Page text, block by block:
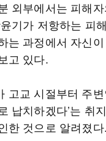
외부에서는 피해
기가 저항하는 피
는 과정에서 자신
고 있다.
고교 시절부터 주변
납치하겠다’는 취
한 것으로 알려졌다.